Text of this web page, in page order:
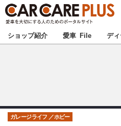
★カーケアプラス認定★ 厳選
甲信越
ショップ紹介 愛車 File デ
ガレージライフ ホビー